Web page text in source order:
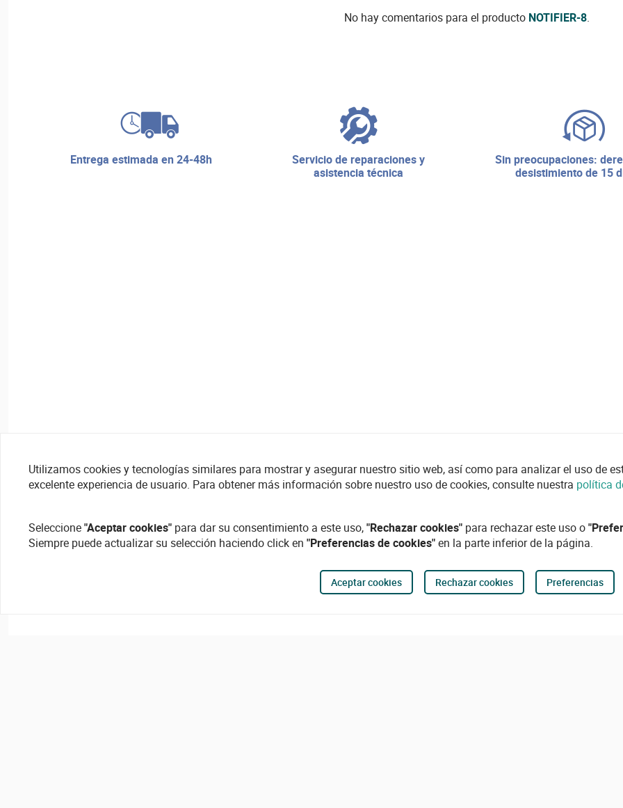
No hay comentarios para el producto NOTIFIER-8.
entrega estimada en 24-48h
servicio de reparaciones y
asistencia técnica
sin preocupaciones: derecho de
desistimiento de 15
Utilizamos cookies y tecnologías similares para mostrar y asegurar nuestro sitio web, así como para analizar el uso de
excelente experiencia de usuario. Para obtener más información sobre nuestro uso de cookies, consulte nuestra política
Seleccione"Aceptar cookies" para dar su consentimiento a este uso,"Rechazar cookies" para rechazar este uso o
Siempre puede actualizar su selección haciendo click en "Preferencias de cookies"en la parte inferior de la página.
Aceptar cookies Rechazar cookies Preferencias